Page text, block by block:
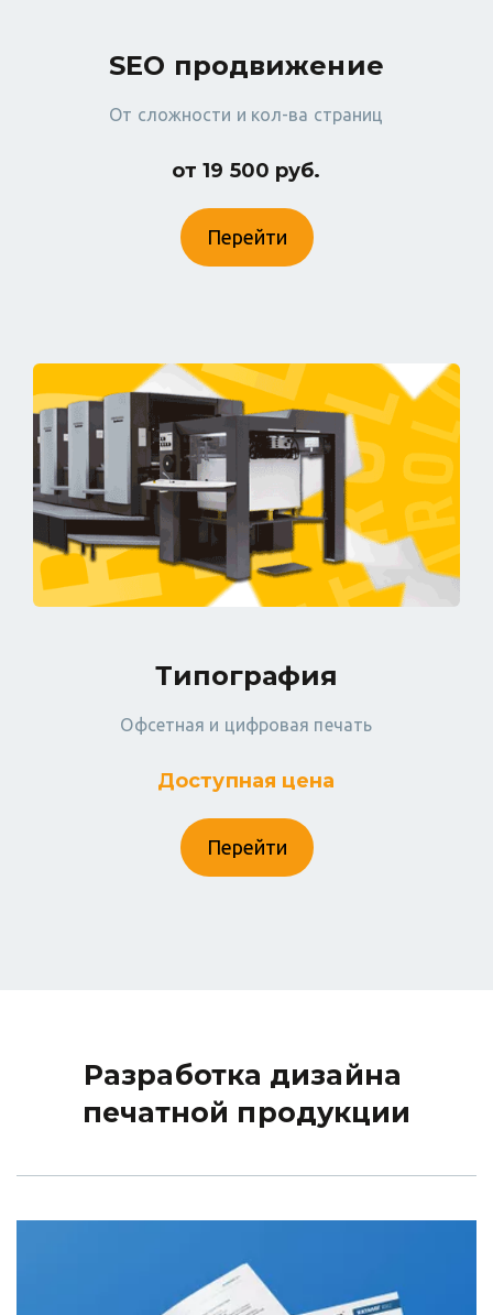
SEO продвижение
От сложности и кол-ва страниц
от 19 500 руб.
Перейти
Типография
Офсетная и цифровая печать
Доступная цена
Перейти
Разработка дизайна
печатной продукции